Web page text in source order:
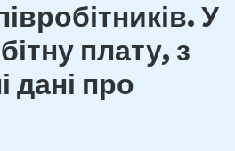
У
плату, з
дані про